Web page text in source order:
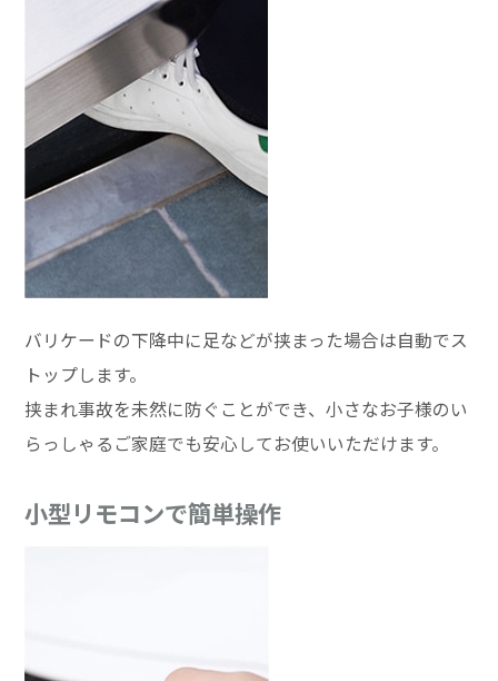
バリケードの下降中に足などが挟まった場合は自動でス
トップします。
挟まれ事故を未然に防ぐことができ、小さなお子様のい
らっしゃるご家庭でも安心してお使いいただけます。
小型リモコンで簡単操作